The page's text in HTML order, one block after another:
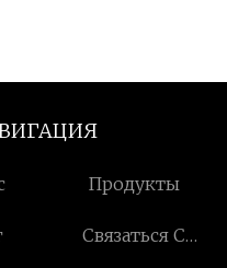
Продукты
Связаться С